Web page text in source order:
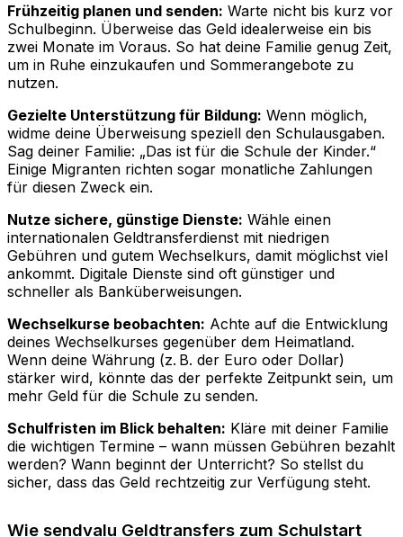
Frühzeitig planen und senden: Warte nicht bis kurz vor
Schulbeginn. Überweise das Geld idealerweise ein bis
zwei Monate im Voraus. So hat deine Familie genug Zeit,
um in Ruhe einzukaufen und Sommerangebote zu
nutzen.
Gezielte Unterstützung für Bildung: Wenn möglich,
widme deine Überweisung speziell den Schulausgaben.
Sag deiner Familie: „Das ist für die Schule der Kinder.“
Einige Migranten richten sogar monatliche Zahlungen
für diesen Zweck ein.
Nutze sichere, günstige Dienste: Wähle einen
internationalen Geldtransferdienst mit niedrigen
Gebühren und gutem Wechselkurs, damit möglichst viel
ankommt. Digitale Dienste sind oft günstiger und
schneller als Banküberweisungen.
Wechselkurse beobachten: Achte auf die Entwicklung
deines Wechselkurses gegenüber dem Heimatland.
Wenn deine Währung (z. B. der Euro oder Dollar)
stärker wird, könnte das der perfekte Zeitpunkt sein, um
mehr Geld für die Schule zu senden.
Schulfristen im Blick behalten: Kläre mit deiner Familie
die wichtigen Termine – wann müssen Gebühren bezahlt
werden? Wann beginnt der Unterricht? So stellst du
sicher, dass das Geld rechtzeitig zur Verfügung steht.
Wie sendvalu Geldtransfers zum Schulstart